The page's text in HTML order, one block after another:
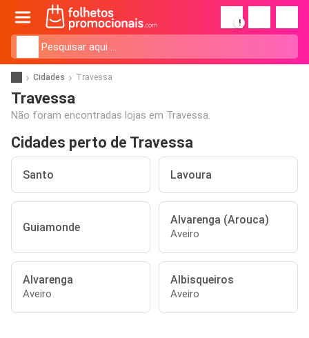
!
Cidades Travessa
Travessa
Não foram encontradas lojas em Travessa.
Cidades perto de Travessa
Santo Lavoura
Guiamonde
Alvarenga (Arouca)
Aveiro
Alvarenga
Aveiro
Albisqueiros
Aveiro